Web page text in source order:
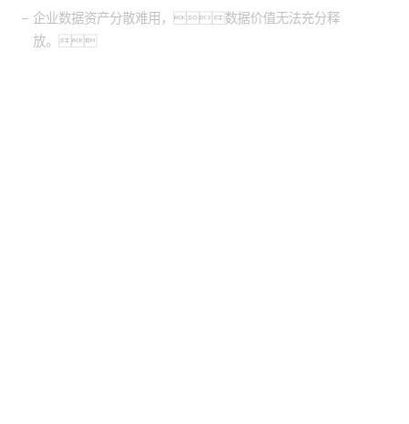
企业数据资产分散难用，数据价值无法充分释
放。